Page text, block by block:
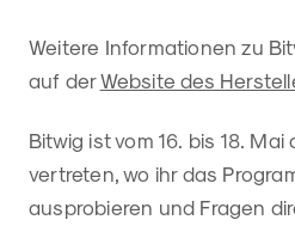
Weitere Informationen zu
auf derWebsite des
Bitwig ist vom 16. bis 18. Mai
vertreten, wo ihr das
ausprobieren und Fragen